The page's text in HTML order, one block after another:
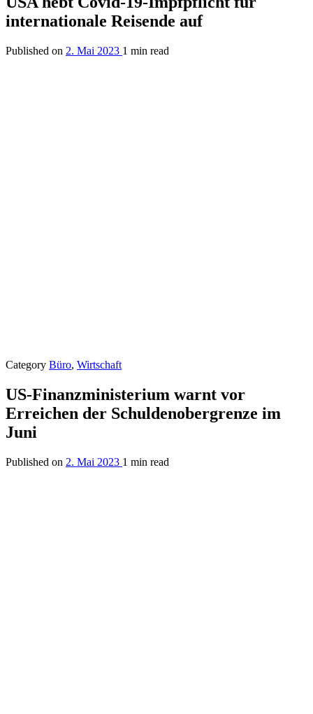
internationale Reisende auf
Published on 2. Mai 2023 1 min read
Category Büro, Wirtschaft
US-Finanzministerium warnt vor
Erreichen der Schuldenobergrenze im
Juni
Published on 2. Mai 2023 1 min read